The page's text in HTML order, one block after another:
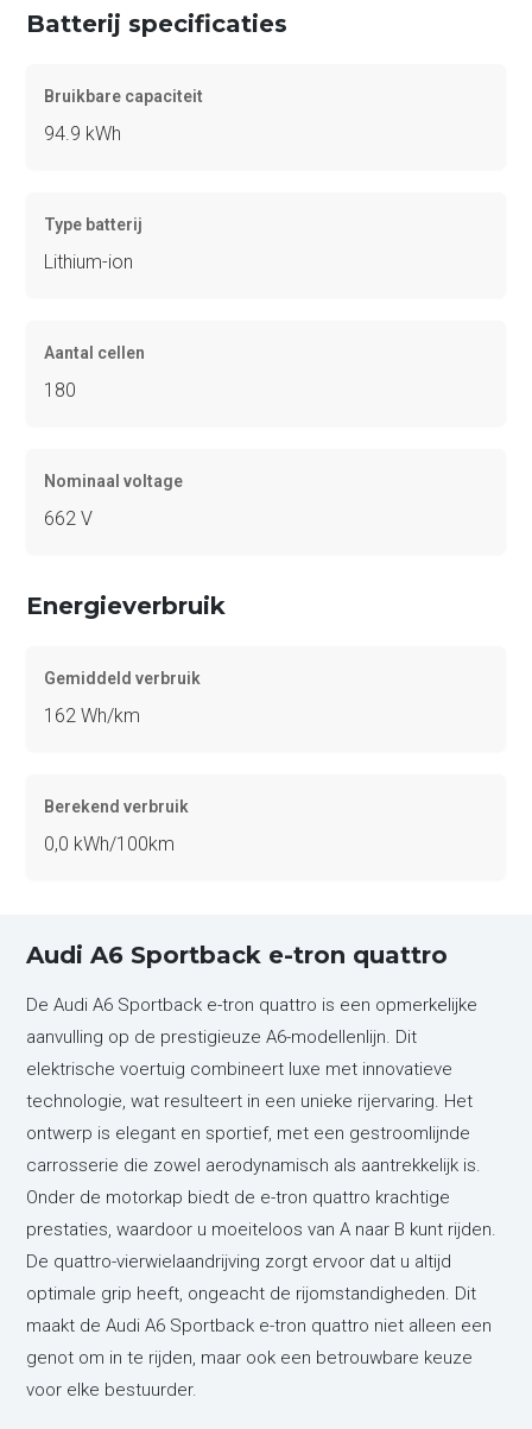
Batterij specificaties
Bruikbare capaciteit
94.9 kWh
Type batterij
Lithium-ion
Aantal cellen
180
Nominaal voltage
662 V
Energieverbruik
Gemiddeld verbruik
162 Wh/km
Berekend verbruik
0,0 kWh/100km
Audi A6 Sportback e-tron quattro
De Audi A6 Sportback e-tron quattro is een opmerkelijke
aanvulling op de prestigieuze A6-modellenlijn. Dit
elektrische voertuig combineert luxe met innovatieve
technologie, wat resulteert in een unieke rijervaring. Het
ontwerp is elegant en sportief, met een gestroomlijnde
carrosserie die zowel aerodynamisch als aantrekkelijk is.
Onder de motorkap biedt de e-tron quattro krachtige
prestaties, waardoor u moeiteloos van A naar B kunt rijden.
De quattro-vierwielaandrijving zorgt ervoor dat u altijd
optimale grip heeft, ongeacht de rijomstandigheden. Dit
maakt de Audi A6 Sportback e-tron quattro niet alleen een
genot om in te rijden, maar ook een betrouwbare keuze
voor elke bestuurder.